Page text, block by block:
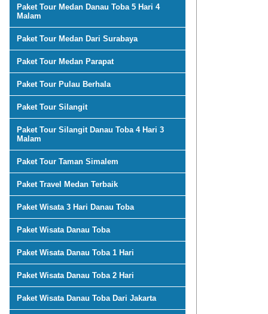
Paket Tour Medan Danau Toba 5 Hari 4
Malam
Paket Tour Medan Dari Surabaya
Paket Tour Medan Parapat
Paket Tour Pulau Berhala
Paket Tour Silangit
Paket Tour Silangit Danau Toba 4 Hari 3
Malam
Paket Tour Taman Simalem
Paket Travel Medan Terbaik
Paket Wisata 3 Hari Danau Toba
Paket Wisata Danau Toba
Paket Wisata Danau Toba 1 Hari
Paket Wisata Danau Toba 2 Hari
Paket Wisata Danau Toba Dari Jakarta